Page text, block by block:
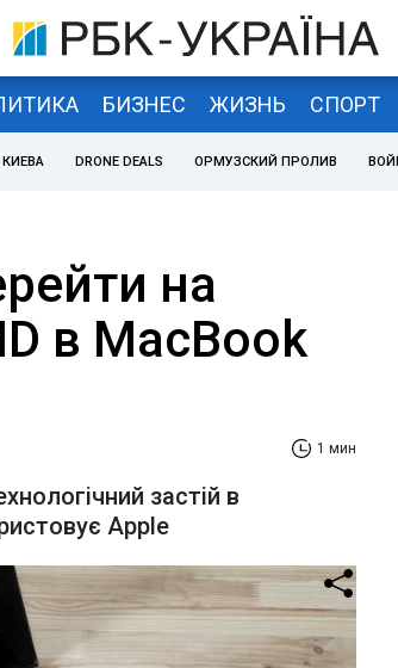
БИЗНЕС ЖИЗНЬ СПОРТ
DRONE DEALS ОРМУЗСКИЙ ПРОЛИВ
на
в MacBook
1 мин
застій в
Apple